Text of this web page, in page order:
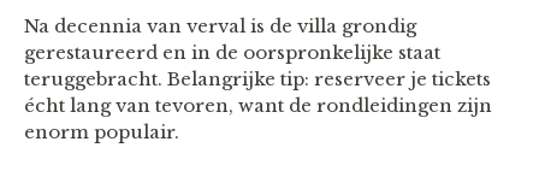
Na decennia van verval is de villa grondig
gerestaureerd en in de oorspronkelijke staat
teruggebracht. Belangrijke tip: reserveer je tickets
écht lang van tevoren, want de rondleidingen zijn
enorm populair.